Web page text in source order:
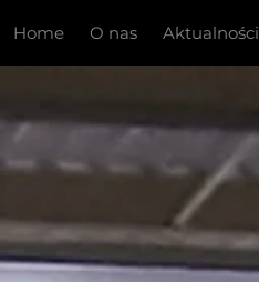
Home O nas Aktualności